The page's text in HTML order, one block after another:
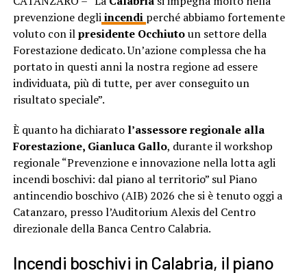
prevenzione degliincendi perché abbiamo fortemente
voluto con ilpresidente Occhiutoun settore della
Forestazione dedicato. Un’azione complessa che ha
portato in questi anni la nostra regione ad essere
individuata, più di tutte, per aver conseguito un
risultato speciale”.
È quanto ha dichiarato l’assessore regionale alla
Forestazione, Gianluca Gallo, durante il workshop
regionale “Prevenzione e innovazione nella lotta agli
incendi boschivi: dal piano al territorio” sul Piano
antincendio boschivo (AIB) 2026 che si è tenuto oggi a
Catanzaro, presso l’Auditorium Alexis del Centro
direzionale della Banca Centro Calabria.
Incendi boschivi in Calabria, il piano